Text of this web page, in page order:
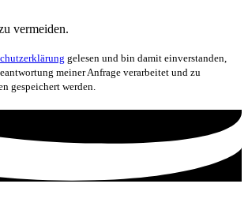
vermeiden.
gelesen und bin damit einverstanden,
meiner Anfrage verarbeitet und zu
gespeichert werden.